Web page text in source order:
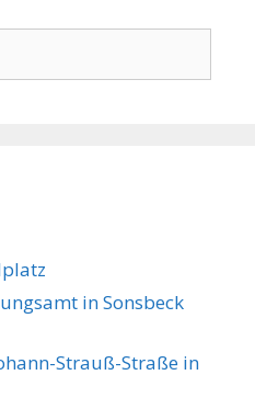
in Sonsbeck
Strauß-Straße in